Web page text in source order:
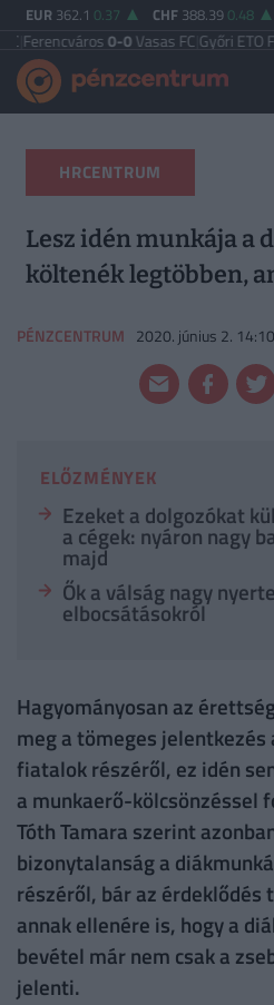
EUR 362.1 0.37 CHF 388.39 0.48
0-0Vasas FC|Győri ETO FC4-0
HRCENTRUM
Lesz idén munkája a
költenék legtöbben,
PÉNZCENTRUM 2020. június 2. 14:10
ELŐZMÉNYEK
Ezeket a dolgozókat
a cégek: nyáron nagy
majd
Ők a válság nagy
elbocsátásokról
Hagyományosan az
meg a tömeges jelentkezés
fiatalok részéről, ez idén
a munkaerő-kölcsönzéssel
Tóth Tamara szerint
bizonytalanság a
részéről, bár az érdeklődés
annak ellenére is, hogy a
bevétel már nem csak a
jelenti.